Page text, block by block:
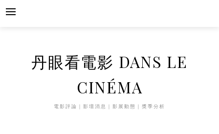
Skip
丹眼看電影 DANS LE
CINÉMA
電影評論｜影壇消息｜影展動態｜獎季分析